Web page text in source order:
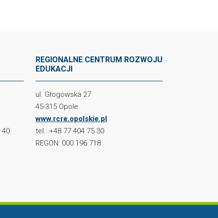
40
REGIONALNE CENTRUM ROZWOJU
EDUKACJI
ul. Głogowska 27
45-315 Opole
www.rcre.opolskie.pl
tel.: +48 77 404 75 30
REGON: 000 196 718